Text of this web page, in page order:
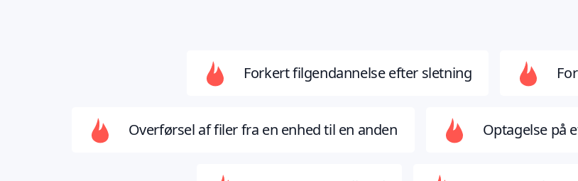
Forkert filgendannelse efter sletning
Overførsel af filer fra en enhed til en anden Optagelse på